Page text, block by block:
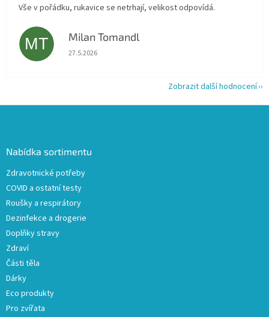
Vše v pořádku, rukavice se netrhají, velikost odpovídá.
MT Milan Tomandl
Hodnocení obchodu je 5 z 5 hvězdiček.
27.5.2026
Zobrazit další hodnocení
Nabídka sortimentu
Zdravotnické potřeby
COVID a ostatní testy
Roušky a respirátory
Dezinfekce a drogerie
Doplňky stravy
Zdraví
Části těla
Dárky
Eco produkty
Pro zvířata